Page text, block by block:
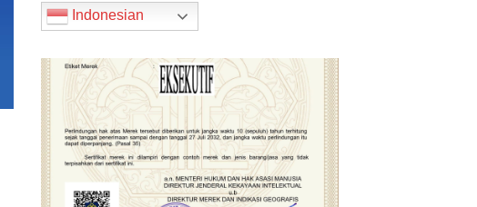
Indonesian